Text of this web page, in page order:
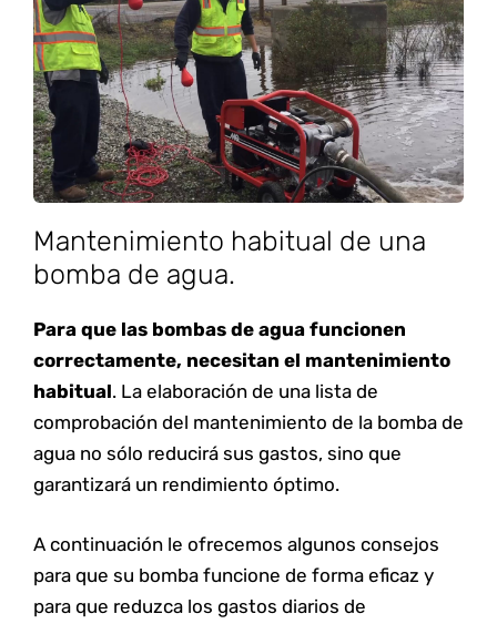
Mantenimiento habitual de una
bomba de agua.
Para que las bombas de agua funcionen
correctamente, necesitan el mantenimiento
habitual. La elaboración de una lista de
comprobación del mantenimiento de la bomba de
agua no sólo reducirá sus gastos, sino que
garantizará un rendimiento óptimo.
A continuación le ofrecemos algunos consejos
para que su bomba funcione de forma eficaz y
para que reduzca los gastos diarios de